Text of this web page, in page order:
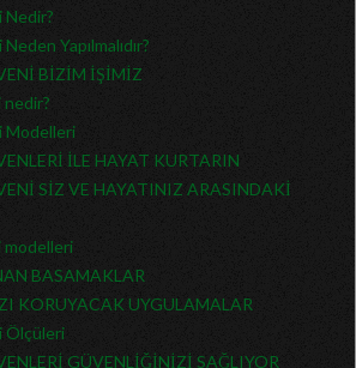
Nedir?
Yapılmalıdır?
BİZİM İŞİMİZ
nedir?
Modelleri
İLE HAYAT KURTARIN
SİZ VE HAYATINIZ ARASINDAKİ
modelleri
BASAMAKLAR
KORUYACAK UYGULAMALAR
Ölçüleri
GÜVENLİĞİNİZİ SAĞLIYOR